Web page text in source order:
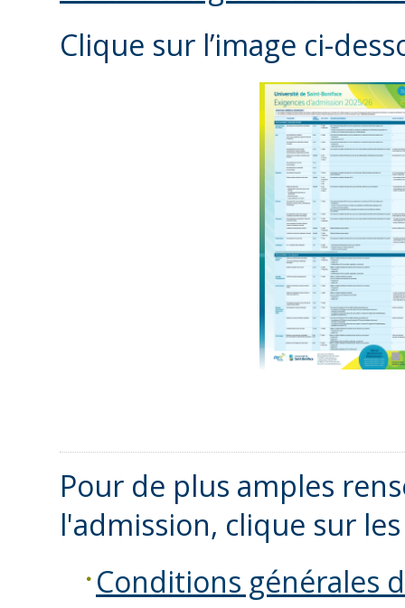
Clique sur l’image ci-
Pour de plus amples
l'admission, clique sur
Conditions générales